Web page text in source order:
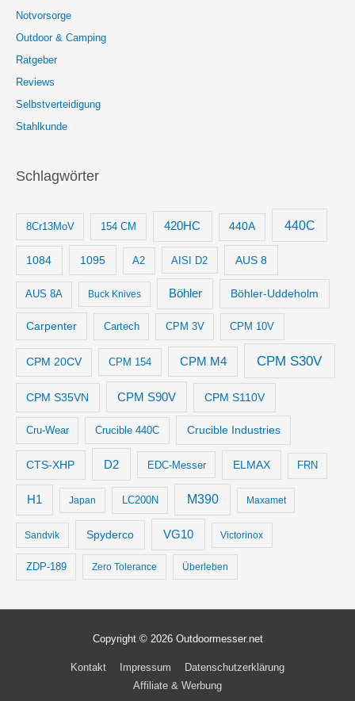
Notvorsorge
Outdoor & Camping
Ratgeber
Reviews
Selbstverteidigung
Stahlkunde
Schlagwörter
8Cr13MoV 154 CM 420HC 440A 440C
1084 1095 A2 AISI D2 AUS 8
AUS 8A Buck Knives Böhler Böhler-Uddeholm
Carpenter Cartech CPM 3V CPM 10V
CPM 20CV CPM 154 CPM M4 CPM S30V
CPM S35VN CPM S90V CPM S110V
Cru-Wear Crucible 440C Crucible Industries
CTS-XHP D2 EDC-Messer ELMAX FRN
H1 Japan LC200N M390 Maxamet
Sandvik Spyderco VG10 Victorinox
ZDP-189 Zero Tolerance Überleben
Copyright © 2026 Outdoormesser.net
Kontakt Impressum
Datenschutzerklärung
Affiliate & Werbung